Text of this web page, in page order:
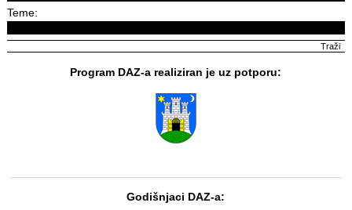
Teme:
Program DAZ-a realiziran je uz potporu:
Godišnjaci DAZ-a: